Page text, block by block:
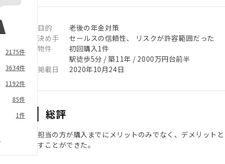
2175件
3634件
1192件
85件
1件
目的
老後の年金対策
決め手
セールスの信頼性、 リスクが許容範囲だった
物件
初回購入1件
駅徒歩5分 / 築11年 / 2000万円台前半
掲載日
2020年10月24日
総評
担当の方が購入までにメリットのみでなく、デメリット
すことができた。